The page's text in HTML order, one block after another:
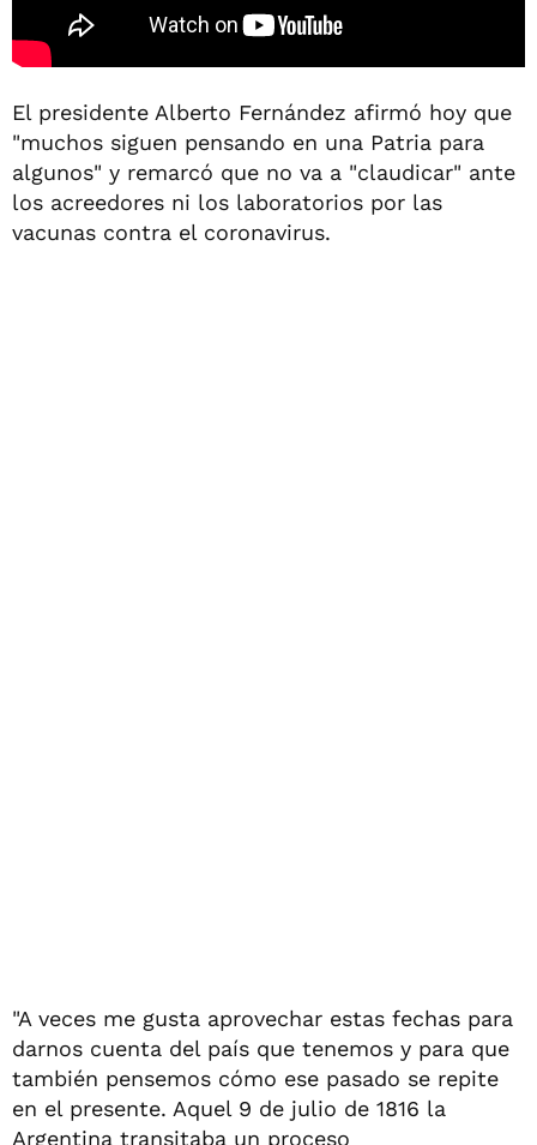
El presidente Alberto Fernández afirmó hoy que
"muchos siguen pensando en una Patria para
algunos" y remarcó que no va a "claudicar" ante
los acreedores ni los laboratorios por las
vacunas contra el coronavirus.
"A veces me gusta aprovechar estas fechas para
darnos cuenta del país que tenemos y para que
también pensemos cómo ese pasado se repite
en el presente. Aquel 9 de julio de 1816 la
Argentina transitaba un proceso